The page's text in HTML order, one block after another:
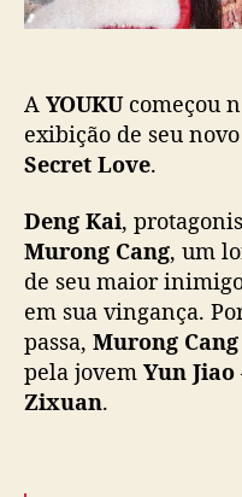
A YOUKUcomeçou
exibição de seu
Secret Love.
Deng Kai,
Murong Cang, um
de seu maior
em sua vingança.
passa, Murong Cang
pela jovem Yun Jiao
Zixuan.